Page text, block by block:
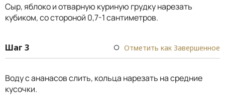
Сыр, яблоко и отварную куриную грудку нарезать
кубиком, со стороной 0,7-1 сантиметров.
Шаг 3 Отметить как Завершенное
Воду с ананасов слить, кольца нарезать на средние
кусочки.